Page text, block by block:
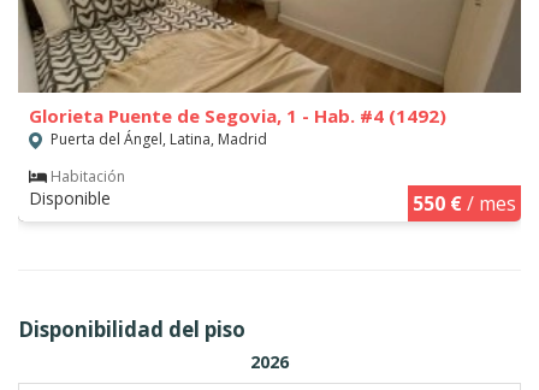
Glorieta Puente de Segovia, 1 - Hab. #4 (1492)
Puerta del Ángel, Latina, Madrid
Habitación
Disponible 550 €/ mes
Disponibilidad del piso
2026